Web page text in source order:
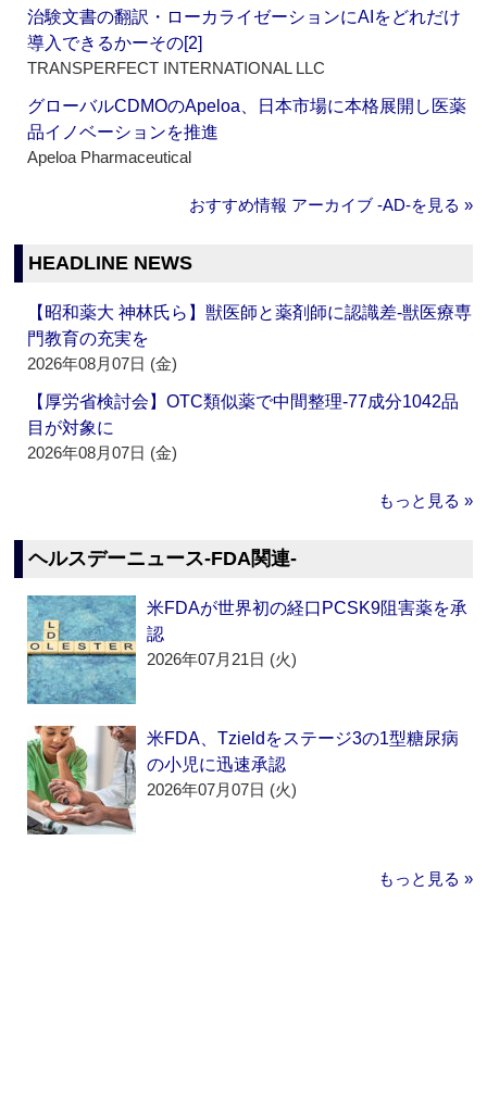
治験文書の翻訳・ローカライゼーションにAIをどれだけ
導入できるかーその[2]
TRANSPERFECT INTERNATIONAL LLC
グローバルCDMOのApeloa、日本市場に本格展開し医薬
品イノベーションを推進
Apeloa Pharmaceutical
おすすめ情報 アーカイブ ‐AD‐を見る »
HEADLINE NEWS
【昭和薬大 神林氏ら】獣医師と薬剤師に認識差‐獣医療専
門教育の充実を
2026年08月07日 (金)
【厚労省検討会】OTC類似薬で中間整理‐77成分1042品
目が対象に
2026年08月07日 (金)
もっと見る »
ヘルスデーニュース‐FDA関連‐
米FDAが世界初の経口PCSK9阻害薬を承
認
2026年07月21日 (火)
米FDA、Tzieldをステージ3の1型糖尿病
の小児に迅速承認
2026年07月07日 (火)
もっと見る »